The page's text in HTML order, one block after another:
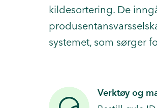
kildesortering. De
systemet, som sørger
Verktøy og